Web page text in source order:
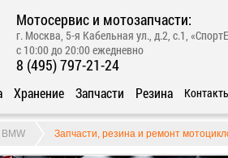
Мотосервис и мотозапчасти:
г. Москва, 5-я Кабельная ул., д.2, с.1,
с 10:00 до 20:00 ежедневно
8 (495) 797-21-24
Хранение Запчасти Резина
Запчасти, резина и ремонт